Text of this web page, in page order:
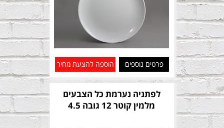
פרטים נוספים הוספה להצעת מחיר
לפתניה נערמת כל הצבעים
מלמין קוטר 12 גובה 4.5